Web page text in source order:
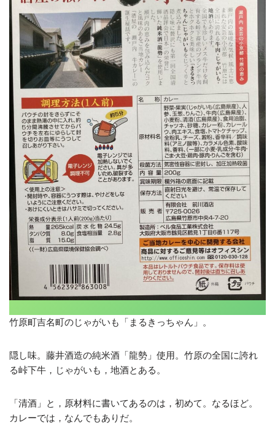
竹原町吉名町のじゃがいも「まるきっちゃん」。
隠し味。藤井酒造の純米酒「龍勢」使用。竹原の全国に誇れ
る峠下牛，じゃがいも，地酒とある。
「清酒」と，原材料に書いてあるのは，初めて。なるほど。
カレーでは，なんでもありだ。